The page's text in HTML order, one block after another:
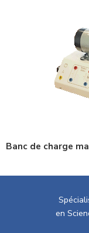
Banc de charge
en